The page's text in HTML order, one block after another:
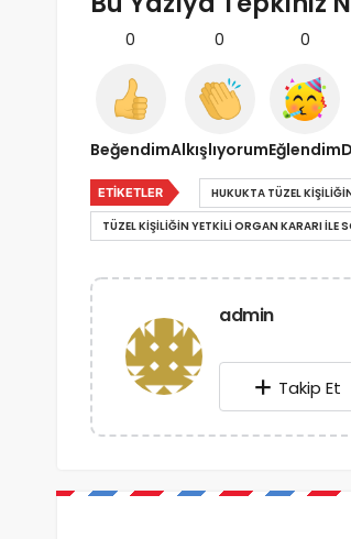
0
Beğendim
0
Alkışlıyorum
0
Eğlendim
ETIKETLER HUKUKTA TÜZEL
TÜZEL KIŞILIĞIN YETKILI ORGAN KARARI ILE
admin
Takip Et